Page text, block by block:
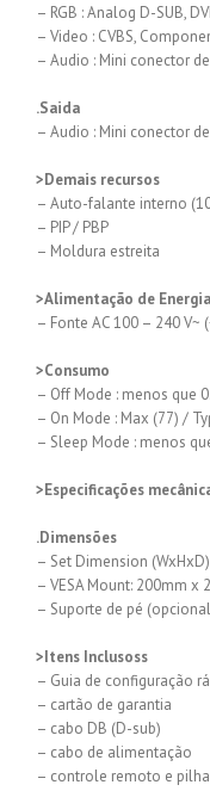
– RGB : Analog D-SUB,
– Video : CVBS,
– Audio : Mini conector
.Saida
– Audio : Mini conector
>Demais recursos
– Auto-falante interno
– PIP / PBP
– Moldura estreita
>Alimentação de Energia
– Fonte AC 100 – 240 V~
>Consumo
– Off Mode : menos que
– On Mode : Max (77) /
– Sleep Mode : menos
>Especificações
.Dimensões
– Set Dimension
– VESA Mount: 200mm x
– Suporte de pé
>Itens Inclusoss
– Guia de configuração
– cartão de garantia
– cabo DB (D-sub)
– cabo de alimentação
– controle remoto e